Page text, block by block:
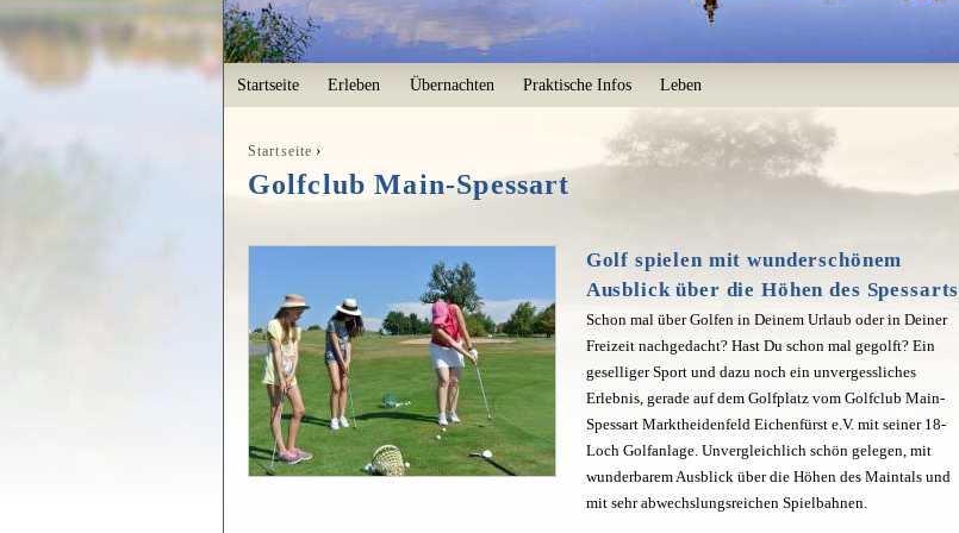
Startseite Erleben Übernachten Praktische Infos Leben
Sie sind hier
Startseite ›
Golfclub Main-Spessart
Golf spielen mit wunderschönem
Ausblick über die Höhen des Spessarts
Schon mal über Golfen in Deinem Urlaub oder in Deiner
Freizeit nachgedacht? Hast Du schon mal gegolft? Ein
geselliger Sport und dazu noch ein unvergessliches
Erlebnis, gerade auf dem Golfplatz vom Golfclub Main-
Spessart Marktheidenfeld Eichenfürst e.V. mit seiner 18-
Loch Golfanlage. Unvergleichlich schön gelegen, mit
wunderbarem Ausblick über die Höhen des Maintals und
mit sehr abwechslungsreichen Spielbahnen.